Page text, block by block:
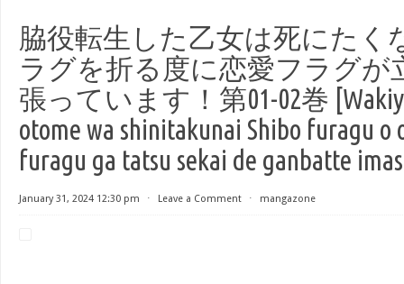
脇役転生した乙女は死にたく
ラグを折る度に恋愛フラグが
張っています！第01-02巻
otome wa shinitakunai Shibo furagu o
furagu ga tatsu sekai de ganbatte
January 31, 2024 12:30 pm ⋅ Leave a Comment ⋅ mangazone